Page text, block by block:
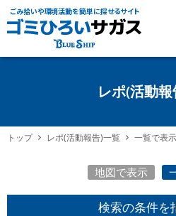
ごみ拾いや環境活動を簡単に探せるサイト
レポ(活動
トップ レポ(活動報告)一覧 一覧で表示
地図で表示
検索の条件を